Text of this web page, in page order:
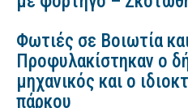
Φωτιές σε Βοιωτία
Προφυλακίστηκαν ο
μηχανικός και ο
πάρκου